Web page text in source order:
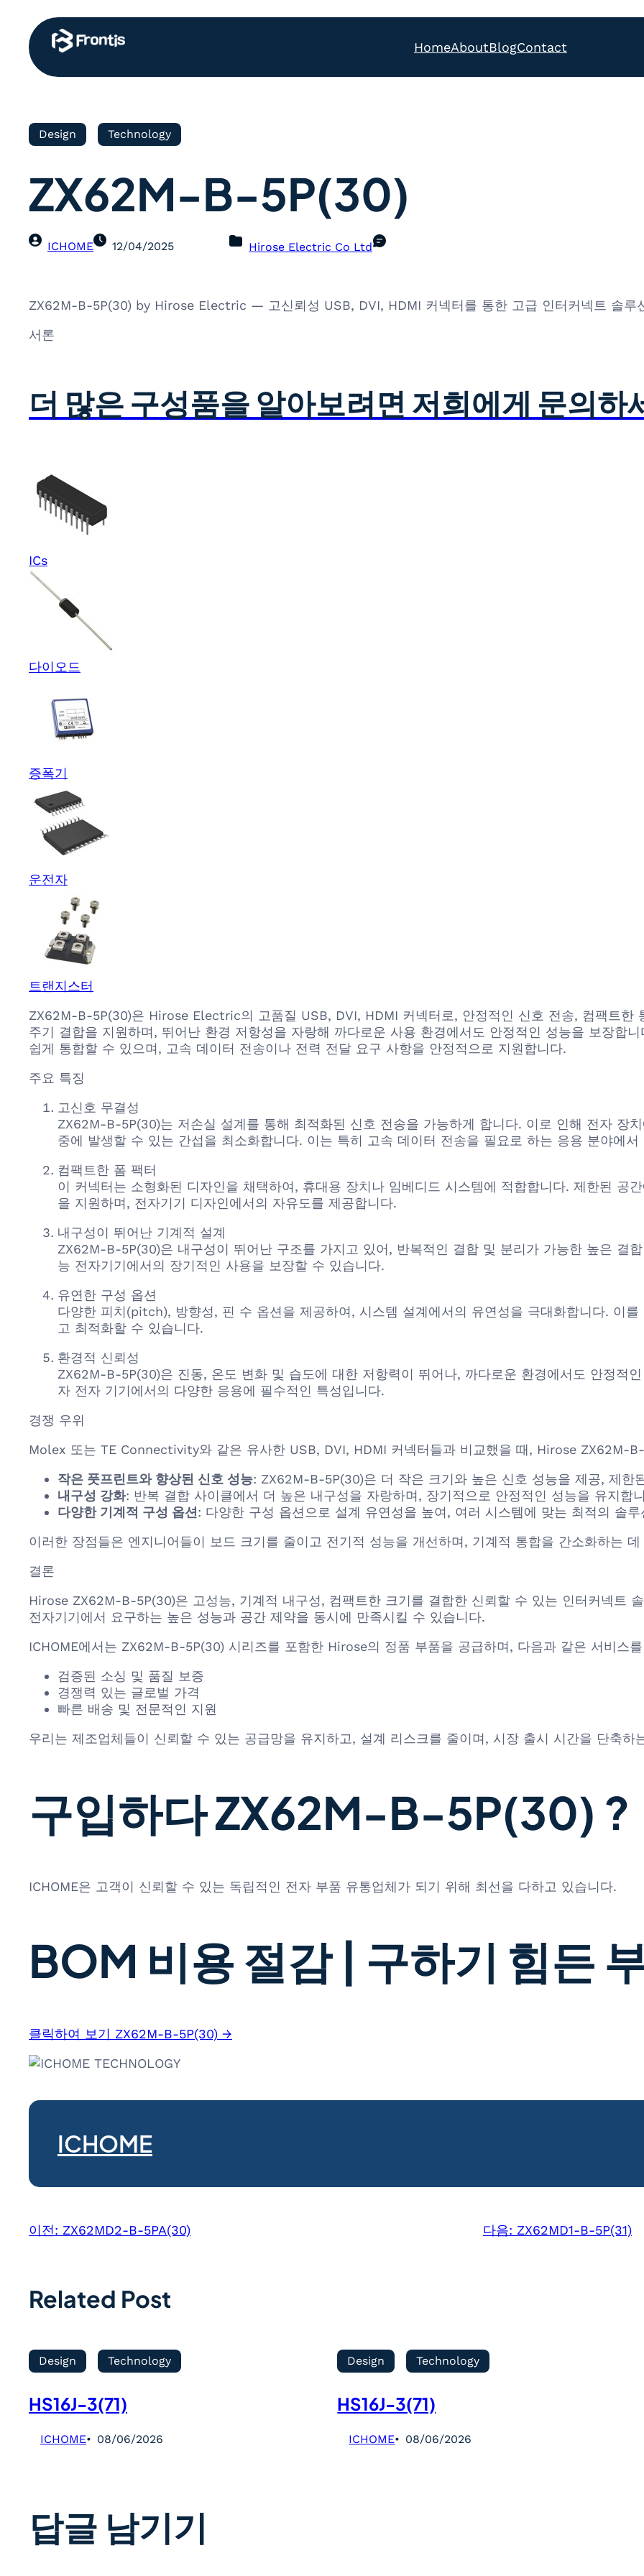
HomeAboutBlogContact
Design Technology
ZX62M-B-5P(30)
ICHOME 12/04/2025 Hirose Electric Co Ltd
ZX62M-B-5P(30) by Hirose Electric — 고신뢰성 USB, DVI, HDMI 커넥터를 통한 고급 인터커넥트 솔루
서론
더 많은 구성품을 알아보려면 저희에게 문의하
ICs
다이오드
증폭기
운전자
트랜지스터
ZX62M-B-5P(30)은 Hirose Electric의 고품질 USB, DVI, HDMI 커넥터로, 안정적인 신호 전송, 컴팩트한
주기 결합을 지원하며, 뛰어난 환경 저항성을 자랑해 까다로운 사용 환경에서도 안정적인 성능을 보장합
쉽게 통합할 수 있으며, 고속 데이터 전송이나 전력 전달 요구 사항을 안정적으로 지원합니다.
주요 특징
고신호 무결성
ZX62M-B-5P(30)는 저손실 설계를 통해 최적화된 신호 전송을 가능하게 합니다. 이로 인해 전자 장
중에 발생할 수 있는 간섭을 최소화합니다. 이는 특히 고속 데이터 전송을 필요로 하는 응용 분야에서
컴팩트한 폼 팩터
이 커넥터는 소형화된 디자인을 채택하여, 휴대용 장치나 임베디드 시스템에 적합합니다. 제한된 공
을 지원하며, 전자기기 디자인에서의 자유도를 제공합니다.
내구성이 뛰어난 기계적 설계
ZX62M-B-5P(30)은 내구성이 뛰어난 구조를 가지고 있어, 반복적인 결합 및 분리가 가능한 높은 결
능 전자기기에서의 장기적인 사용을 보장할 수 있습니다.
유연한 구성 옵션
다양한 피치(pitch), 방향성, 핀 수 옵션을 제공하여, 시스템 설계에서의 유연성을 극대화합니다. 이
고 최적화할 수 있습니다.
환경적 신뢰성
ZX62M-B-5P(30)은 진동, 온도 변화 및 습도에 대한 저항력이 뛰어나, 까다로운 환경에서도 안정적
자 전자 기기에서의 다양한 응용에 필수적인 특성입니다.
경쟁 우위
Molex 또는 TE Connectivity와 같은 유사한 USB, DVI, HDMI 커넥터들과 비교했을 때, Hirose ZX62M-
작은 풋프린트와 향상된 신호 성능: ZX62M-B-5P(30)은 더 작은 크기와 높은 신호 성능을 제공, 제한
내구성 강화: 반복 결합 사이클에서 더 높은 내구성을 자랑하며, 장기적으로 안정적인 성능을 유지합
다양한 기계적 구성 옵션: 다양한 구성 옵션으로 설계 유연성을 높여, 여러 시스템에 맞는 최적의 솔
이러한 장점들은 엔지니어들이 보드 크기를 줄이고 전기적 성능을 개선하며, 기계적 통합을 간소화하는
결론
Hirose ZX62M-B-5P(30)은 고성능, 기계적 내구성, 컴팩트한 크기를 결합한 신뢰할 수 있는 인터커넥트
전자기기에서 요구하는 높은 성능과 공간 제약을 동시에 만족시킬 수 있습니다.
ICHOME에서는 ZX62M-B-5P(30) 시리즈를 포함한 Hirose의 정품 부품을 공급하며, 다음과 같은 서비스
검증된 소싱 및 품질 보증
경쟁력 있는 글로벌 가격
빠른 배송 및 전문적인 지원
우리는 제조업체들이 신뢰할 수 있는 공급망을 유지하고, 설계 리스크를 줄이며, 시장 출시 시간을 단축하
구입하다 ZX62M-B-5P(30) ?
ICHOME은 고객이 신뢰할 수 있는 독립적인 전자 부품 유통업체가 되기 위해 최선을 다하고 있습니다.
BOM 비용 절감 | 구하기 힘든
클릭하여 보기 ZX62M-B-5P(30) →
ICHOME
이전: ZX62MD2-B-5PA(30) 다음: ZX62MD1-B-5P(31)
Related Post
Design Technology
HS16J-3(71)
ICHOME 08/06/2026
Design Technology
HS16J-3(71)
ICHOME 08/06/2026
답글 남기기